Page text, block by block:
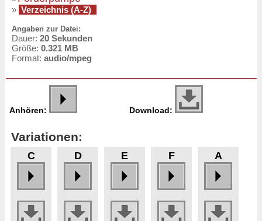
» Verzeichnis (A-Z)
Angaben zur Datei:
Dauer: 20 Sekunden
Größe: 0.321 MB
Format: audio/mpeg
Anhören: Download:
Variationen:
C D E F A